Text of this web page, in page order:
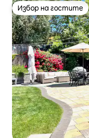
Избор на гостите
Избор на гостите